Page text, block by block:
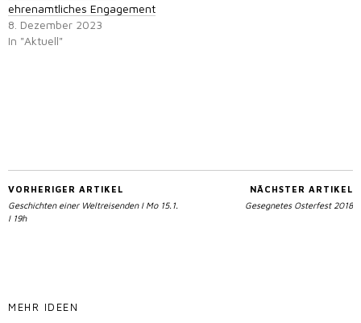
ehrenamtliches Engagement
8. Dezember 2023
In "Aktuell"
VORHERIGER ARTIKEL
Geschichten einer Weltreisenden I Mo 15.1.
I 19h
NÄCHSTER ARTIKEL
Gesegnetes Osterfest 2018
MEHR IDEEN